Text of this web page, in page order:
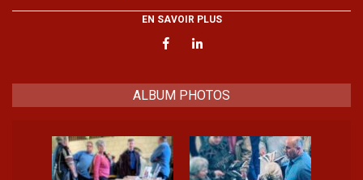
EN SAVOIR PLUS
ALBUM PHOTOS